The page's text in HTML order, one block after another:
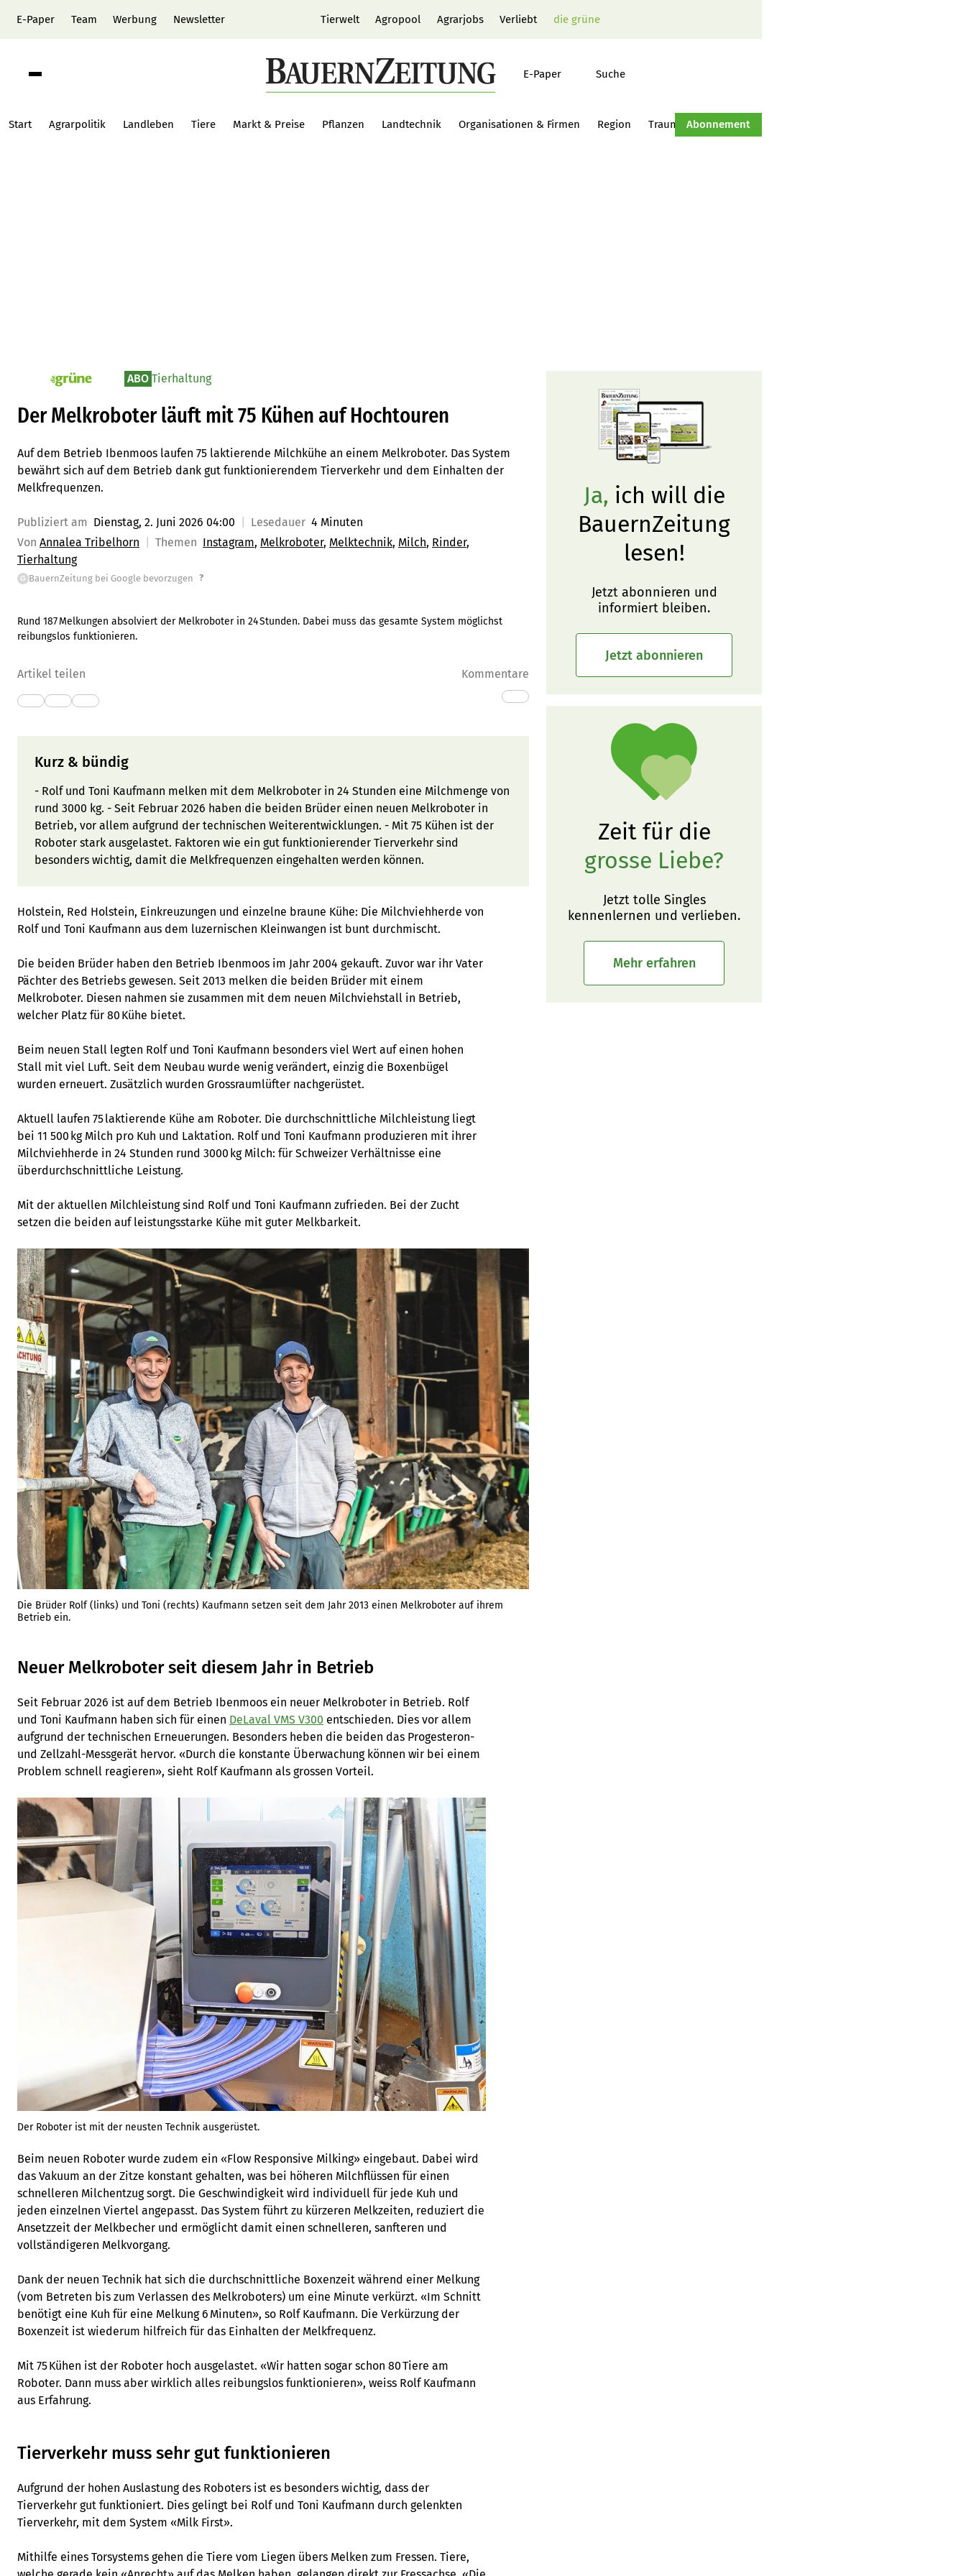
E-Paper Team Werbung Newsletter Tierwelt Agropool Agrarjobs Verliebt die grüne
E-Paper Suche
Start Agrarpolitik Landleben Tiere Markt & Preise Pflanzen Landtechnik Organisationen & Firmen Region Traumtraktor Hof-Management
Abonnement
pv_die-grune-online ABO Tierhaltung
Der Melkroboter läuft mit 75 Kühen auf Hochtouren
Auf dem Betrieb Ibenmoos laufen 75 laktierende Milchkühe an einem Melkroboter. Das System
bewährt sich auf dem Betrieb dank gut funktionierendem Tierverkehr und dem Einhalten der
Melkfrequenzen.
Publiziert am Dienstag, 2. Juni 2026 04:00 Lesedauer 4 Minuten
Von Annalea Tribelhorn Themen Instagram Melkroboter Melktechnik Milch Rinder
Tierhaltung
G BauernZeitung bei Google bevorzugen ?
Rund 187 Melkungen absolviert der Melkroboter in 24 Stunden. Dabei muss das gesamte System möglichst
reibungslos funktionieren.
Artikel teilen Kommentare
Kurz & bündig
- Rolf und Toni Kaufmann melken mit dem Melkroboter in 24 Stunden eine Milchmenge von
rund 3000 kg. - Seit Februar 2026 haben die beiden Brüder einen neuen Melkroboter in
Betrieb, vor allem aufgrund der technischen Weiterentwicklungen. - Mit 75 Kühen ist der
Roboter stark ausgelastet. Faktoren wie ein gut funktionierender Tierverkehr sind
besonders wichtig, damit die Melkfrequenzen eingehalten werden können.
Holstein, Red Holstein, Einkreuzungen und einzelne braune Kühe: Die Milchviehherde von
Rolf und Toni Kaufmann aus dem luzernischen Kleinwangen ist bunt durchmischt.
Die beiden Brüder haben den Betrieb Ibenmoos im Jahr 2004 gekauft. Zuvor war ihr Vater
Pächter des Betriebs gewesen. Seit 2013 melken die beiden Brüder mit einem
Melkroboter. Diesen nahmen sie zusammen mit dem neuen Milchviehstall in Betrieb,
welcher Platz für 80 Kühe bietet.
Beim neuen Stall legten Rolf und Toni Kaufmann besonders viel Wert auf einen hohen
Stall mit viel Luft. Seit dem Neubau wurde wenig verändert, einzig die Boxenbügel
wurden erneuert. Zusätzlich wurden Grossraumlüfter nachgerüstet.
Aktuell laufen 75 laktierende Kühe am Roboter. Die durchschnittliche Milchleistung liegt
bei 11 500 kg Milch pro Kuh und Laktation. Rolf und Toni Kaufmann produzieren mit ihrer
Milchviehherde in 24 Stunden rund 3000 kg Milch: für Schweizer Verhältnisse eine
überdurchschnittliche Leistung.
Mit der aktuellen Milchleistung sind Rolf und Toni Kaufmann zufrieden. Bei der Zucht
setzen die beiden auf leistungsstarke Kühe mit guter Melkbarkeit.
Die Brüder Rolf (links) und Toni (rechts) Kaufmann setzen seit dem Jahr 2013 einen Melkroboter auf ihrem
Betrieb ein.
Neuer Melkroboter seit diesem Jahr in Betrieb
Seit Februar 2026 ist auf dem Betrieb Ibenmoos ein neuer Melkroboter in Betrieb. Rolf
und Toni Kaufmann haben sich für einen DeLaval VMS V300 entschieden. Dies vor allem
aufgrund der technischen Erneuerungen. Besonders heben die beiden das Progesteron-
und Zellzahl-Messgerät hervor. «Durch die konstante Überwachung können wir bei einem
Problem schnell reagieren», sieht Rolf Kaufmann als grossen Vorteil.
Der Roboter ist mit der neusten Technik ausgerüstet.
Beim neuen Roboter wurde zudem ein «Flow Responsive Milking» eingebaut. Dabei wird
das Vakuum an der Zitze konstant gehalten, was bei höheren Milchflüssen für einen
schnelleren Milchentzug sorgt. Die Geschwindigkeit wird individuell für jede Kuh und
jeden einzelnen Viertel angepasst. Das System führt zu kürzeren Melkzeiten, reduziert die
Ansetzzeit der Melkbecher und ermöglicht damit einen schnelleren, sanfteren und
vollständigeren Melkvorgang.
Dank der neuen Technik hat sich die durchschnittliche Boxenzeit während einer Melkung
(vom Betreten bis zum Verlassen des Melkroboters) um eine Minute verkürzt. «Im Schnitt
benötigt eine Kuh für eine Melkung 6 Minuten», so Rolf Kaufmann. Die Verkürzung der
Boxenzeit ist wiederum hilfreich für das Einhalten der Melkfrequenz.
Mit 75 Kühen ist der Roboter hoch ausgelastet. «Wir hatten sogar schon 80 Tiere am
Roboter. Dann muss aber wirklich alles reibungslos funktionieren», weiss Rolf Kaufmann
aus Erfahrung.
Tierverkehr muss sehr gut funktionieren
Aufgrund der hohen Auslastung des Roboters ist es besonders wichtig, dass der
Tierverkehr gut funktioniert. Dies gelingt bei Rolf und Toni Kaufmann durch gelenkten
Tierverkehr, mit dem System «Milk First».
Mithilfe eines Torsystems gehen die Tiere vom Liegen übers Melken zum Fressen. Tiere,
Ja, ich will die
BauernZeitung
lesen!
Jetzt abonnieren und
informiert bleiben.
Jetzt abonnieren
Zeit für die
grosse Liebe?
Jetzt tolle Singles
kennenlernen und verlieben.
Mehr erfahren